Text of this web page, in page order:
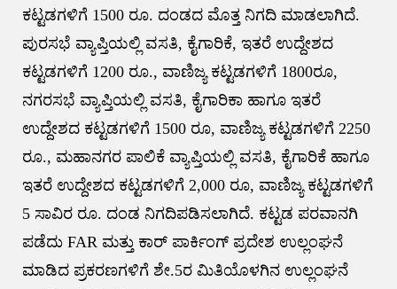
ಕಟ್ಟಡಗಳಿಗೆ 1500 ರೂ. ದಂಡದ ಮೊತ್ತ ನಿಗದಿ ಮಾಡಲಾಗಿದೆ.
ಪುರಸಭೆ ವ್ಯಾಪ್ತಿಯಲ್ಲಿ ವಸತಿ, ಕೈಗಾರಿಕೆ, ಇತರೆ ಉದ್ದೇಶದ
ಕಟ್ಟಡಗಳಿಗೆ 1200 ರೂ., ವಾಣಿಜ್ಯ ಕಟ್ಟಡಗಳಿಗೆ 1800ರೂ,
ನಗರಸಭೆ ವ್ಯಾಪ್ತಿಯಲ್ಲಿ ವಸತಿ, ಕೈಗಾರಿಕಾ ಹಾಗೂ ಇತರೆ
ಉದ್ದೇಶದ ಕಟ್ಟಡಗಳಿಗೆ 1500 ರೂ, ವಾಣಿಜ್ಯ ಕಟ್ಟಡಗಳಿಗೆ 2250
ರೂ., ಮಹಾನಗರ ಪಾಲಿಕೆ ವ್ಯಾಪ್ತಿಯಲ್ಲಿ ವಸತಿ, ಕೈಗಾರಿಕೆ ಹಾಗೂ
ಇತರೆ ಉದ್ದೇಶದ ಕಟ್ಟಡಗಳಿಗೆ 2,000 ರೂ, ವಾಣಿಜ್ಯ ಕಟ್ಟಡಗಳಿಗೆ
5 ಸಾವಿರ ರೂ. ದಂಡ ನಿಗದಿಪಡಿಸಲಾಗಿದೆ. ಕಟ್ಟಡ ಪರವಾನಗಿ
ಪಡೆದು FAR ಮತ್ತು ಕಾರ್ ಪಾರ್ಕಿಂಗ್ ಪ್ರದೇಶ ಉಲ್ಲಂಘನೆ
ಮಾಡಿದ ಪ್ರಕರಣಗಳಿಗೆ ಶೇ.5ರ ಮಿತಿಯೊಳಗಿನ ಉಲ್ಲಂಘನೆ